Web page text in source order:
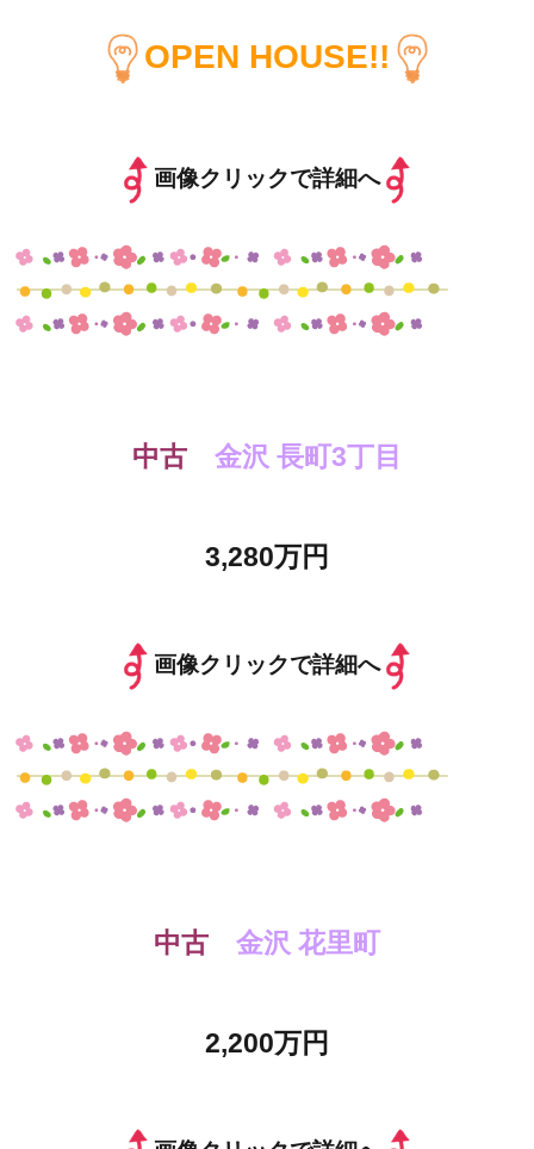
OPEN HOUSE!!
画像クリックで詳細へ
中古 金沢 長町3丁目
3,280万円
画像クリックで詳細へ
中古 金沢 花里町
2,200万円